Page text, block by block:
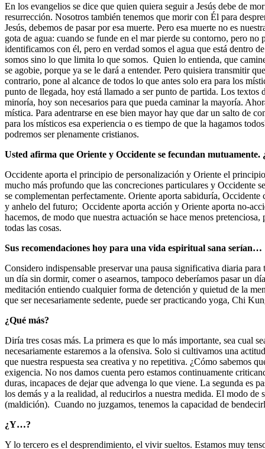
En los evangelios se dice que quien quiera seguir a Jesús debe de
resurrección. Nosotros también tenemos que morir con Él para
Jesús, debemos de pasar por esa muerte. Pero esa muerte no es
gota de agua: cuando se funde en el mar pierde su contorno, pero
identificamos con él, pero en verdad somos el agua que está dentro
somos sino lo que limita lo que somos. Quien lo entienda, que
se agobie, porque ya se le dará a entender. Pero quisiera transmitir
contrario, pone al alcance de todos lo que antes solo era para los
punto de llegada, hoy está llamado a ser punto de partida. Los
minoría, hoy son necesarios para que pueda caminar la mayoría.
mística. Para adentrarse en ese bien mayor hay que dar un salto de
para los místicos esa experiencia o es tiempo de que la hagamos
podremos ser plenamente cristianos.
Usted afirma que Oriente y Occidente se fecundan mutuamente.
Occidente aporta el principio de personalización y Oriente el
mucho más profundo que las concreciones particulares y Occidente
se complementan perfectamente. Oriente aporta sabiduría,
y anhelo del futuro; Occidente aporta acción y Oriente aporta no-
hacemos, de modo que nuestra actuación se hace menos
todas las cosas.
Sus recomendaciones hoy para una vida espiritual sana serían…
Considero indispensable preservar una pausa significativa diaria
un día sin dormir, comer o asearnos, tampoco deberíamos pasar un
meditación entiendo cualquier forma de detención y quietud de la
que ser necesariamente sedente, puede ser practicando yoga, Chi
¿Qué más?
Diría tres cosas más. La primera es que lo más importante, sea cual
necesariamente estaremos a la ofensiva. Solo si cultivamos una
que nuestra respuesta sea creativa y no repetitiva. ¿Cómo sabemos
exigencia. No nos damos cuenta pero estamos continuamente
duras, incapaces de dejar que advenga lo que viene. La segunda es
los demás y a la realidad, al reducirlos a nuestra medida. El modo de
(maldición). Cuando no juzgamos, tenemos la capacidad de
¿Y…?
Y lo tercero es el desprendimiento, el vivir sueltos. Estamos muy